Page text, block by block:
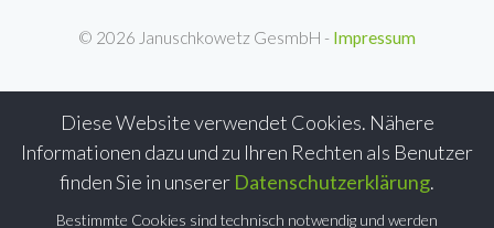
Diese Website verwendet Cookies. Nähere
Informationen dazu und zu Ihren Rechten als Benutzer
finden Sie in unserer Datenschutzerklärung.
Bestimmte Cookies sind technisch notwendig und werden
© 2026 Januschkowetz GesmbH - Impressum